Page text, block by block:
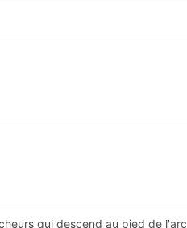
qui descend au pied de l'arc